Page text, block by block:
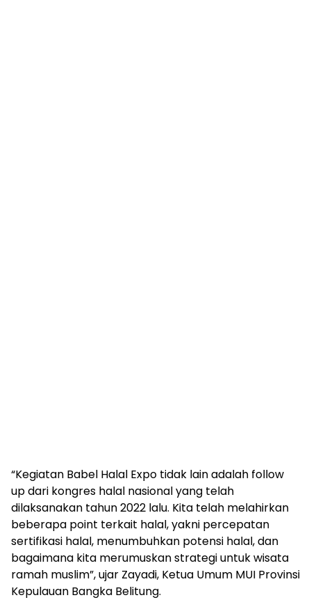
“Kegiatan Babel Halal Expo tidak lain adalah follow
up dari kongres halal nasional yang telah
dilaksanakan tahun 2022 lalu. Kita telah melahirkan
beberapa point terkait halal, yakni percepatan
sertifikasi halal, menumbuhkan potensi halal, dan
bagaimana kita merumuskan strategi untuk wisata
ramah muslim”, ujar Zayadi, Ketua Umum MUI Provinsi
Kepulauan Bangka Belitung.